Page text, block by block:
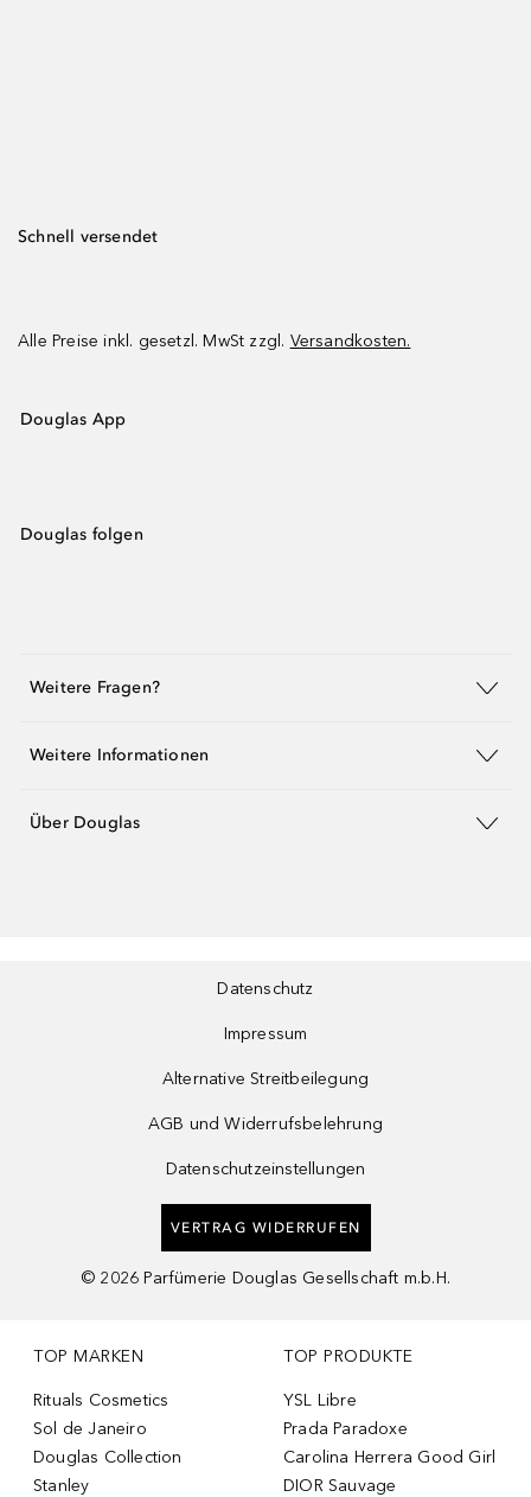
Schnell versendet
Alle Preise inkl. gesetzl. MwSt zzgl. Versandkosten.
Douglas App
Douglas folgen
Weitere Fragen?
Weitere Informationen
Über Douglas
Datenschutz
Impressum
Alternative Streitbeilegung
AGB und Widerrufsbelehrung
Datenschutzeinstellungen
VERTRAG WIDERRUFEN
© 2026 Parfümerie Douglas Gesellschaft m.b.H.
TOP MARKEN
Rituals Cosmetics
Sol de Janeiro
Douglas Collection
Stanley
TOP PRODUKTE
YSL Libre
Prada Paradoxe
Carolina Herrera Good Girl
DIOR Sauvage